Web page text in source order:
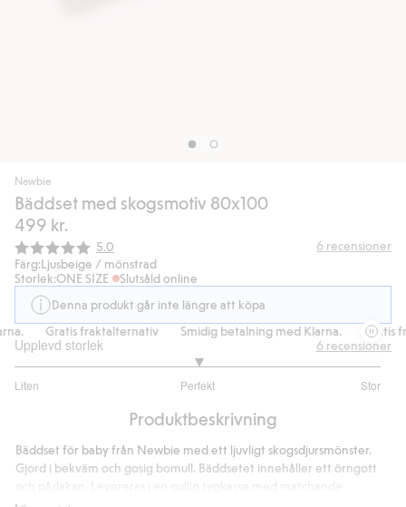
Newbie
Bäddset med skogsmotiv 80x100
499 kr.
Snittbetyg:
5.0 6 recensioner
Färg:Ljusbeige / mönstrad
Storlek:ONE SIZE
Slutsåld online
Denna produkt går inte längre att köpa
Gratis fraktalternativ Smidig betalning med Klarna. Gratis
Upplevd storlek
Liten Perfekt Stor
utav
3
betyg
6 recensioner
Produktbeskrivning
Bäddset för baby från Newbie med ett ljuvligt skogsdjursmönster.
Gjord i bekväm och gosig bomull. Bäddsetet innehåller ett örngott
mönster.